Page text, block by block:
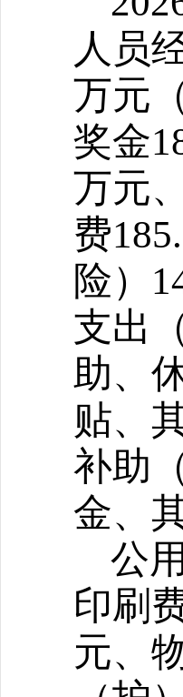
人员
万元
奖金
万元
费
险）
支出
助、
贴、
补助
金、
公
印刷
元、